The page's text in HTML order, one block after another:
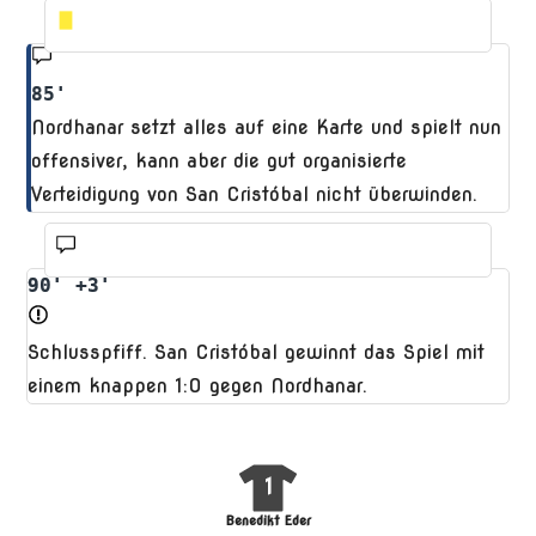
85'
Nordhanar setzt alles auf eine Karte und spielt nun
offensiver, kann aber die gut organisierte
Verteidigung von San Cristóbal nicht überwinden.
90' +3'
Schlusspfiff. San Cristóbal gewinnt das Spiel mit
einem knappen 1:0 gegen Nordhanar.
1
Benedikt Eder